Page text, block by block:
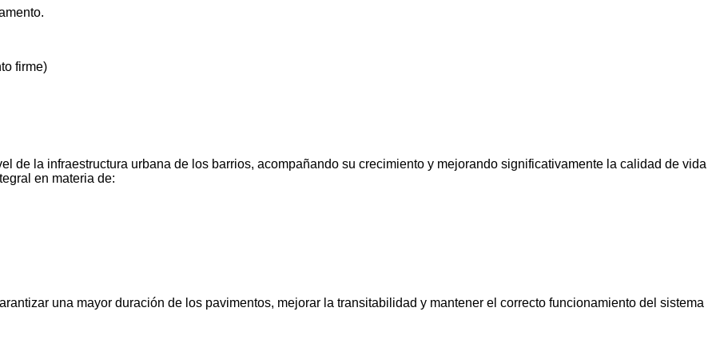
firme)
de la infraestructura urbana de los barrios, acompañando su crecimiento y mejorando significativamente la calidad de vida
en materia de:
una mayor duración de los pavimentos, mejorar la transitabilidad y mantener el correcto funcionamiento del sistema